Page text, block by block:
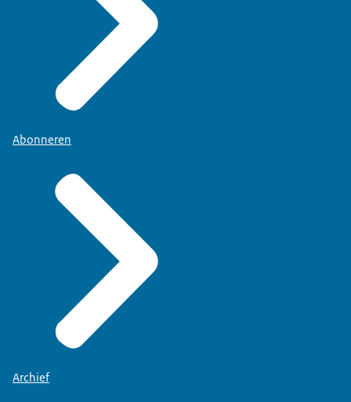
Abonneren
Archief